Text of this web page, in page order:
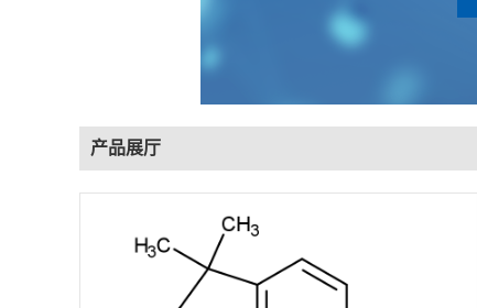
产品展厅